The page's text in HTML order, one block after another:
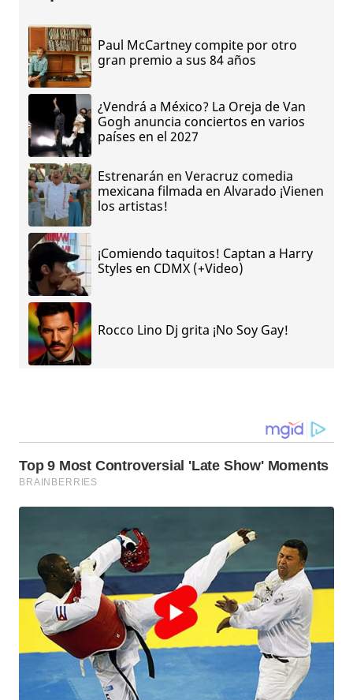
Paul McCartney compite por otro
gran premio a sus 84 años
¿Vendrá a México? La Oreja de Van
Gogh anuncia conciertos en varios
países en el 2027
Estrenarán en Veracruz comedia
mexicana filmada en Alvarado ¡Vienen
los artistas!
¡Comiendo taquitos! Captan a Harry
Styles en CDMX (+Video)
Rocco Lino Dj grita ¡No Soy Gay!